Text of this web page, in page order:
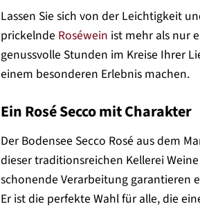
Lassen Sie sich von der Leichtigkeit
prickelnde Roséwein ist mehr als nur
genussvolle Stunden im Kreise Ihrer
einem besonderen Erlebnis machen.
Ein Rosé Secco mit Charakter
Der Bodensee Secco Rosé aus dem
dieser traditionsreichen Kellerei
schonende Verarbeitung garantieren
Er ist die perfekte Wahl für alle, die